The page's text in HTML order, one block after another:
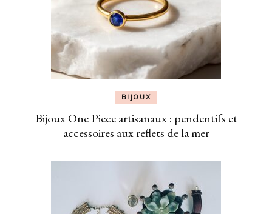
BIJOUX
Bijoux One Piece artisanaux : pendentifs et
accessoires aux reflets de la mer